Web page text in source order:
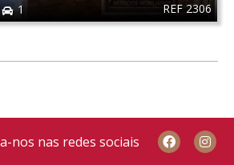
REF 2306
1
nos nas redes sociais